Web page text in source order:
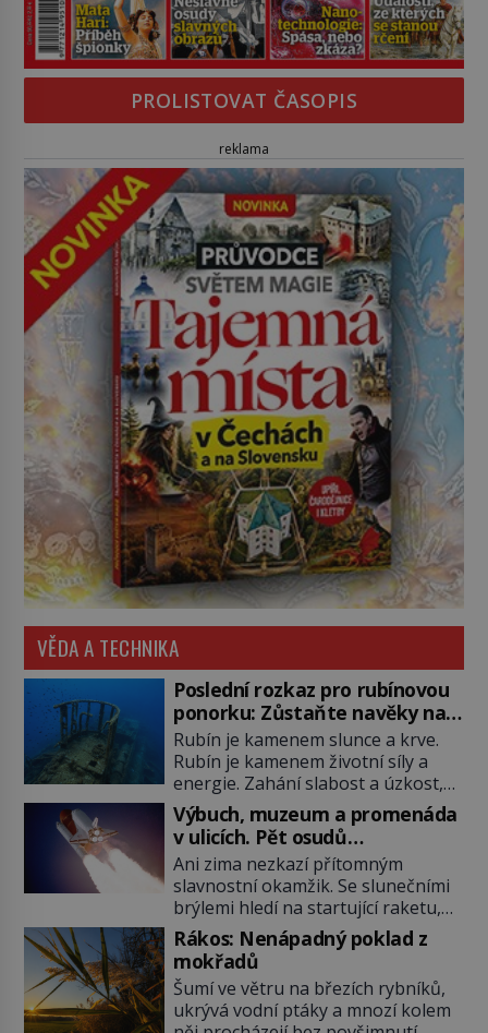
PROLISTOVAT ČASOPIS
reklama
VĚDA A TECHNIKA
Poslední rozkaz pro rubínovou
ponorku: Zůstaňte navěky na
mořském dně!
Rubín je kamenem slunce a krve.
Rubín je kamenem životní síly a
energie. Zahání slabost a úzkost,
posiluje srdce. Rubín je dobrým
jménem pro neživý stroj, kterému
člověk prokázal čest nezmizet
v tavicí peci a našel mu místo
k poslednímu odpočinku. Je druhá
polovina 50. let minulého století.
Nálože spočítány, umístěny a
odpáleny. Trup ponorky nabírá
vodu […]
Výbuch, muzeum a promenáda
v ulicích. Pět osudů
nejslavnějších raketoplánů
Ani zima nezkazí přítomným
slavnostní okamžik. Se slunečními
brýlemi hledí na startující raketu,
která má do vesmíru vynést kromě
posádky také obyčejnou učitelku.
Po několika sekundách všem
ztuhnou úsměvy, stroj totiž
exploduje. Jejich konstrukce není
Rákos: Nenápadný poklad z
mokřadů
Šumí ve větru na březích rybníků,
ukrývá vodní ptáky a mnozí kolem